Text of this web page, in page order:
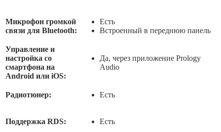
Микрофон громкой
связи для Bluetooth:
Есть
Встроенный в переднюю панель
Управление и
настройка со
смартфона на
Android или iOS:
Да, через приложение Prology
Audio
Радиотюнер: Есть
Поддержка RDS: Есть